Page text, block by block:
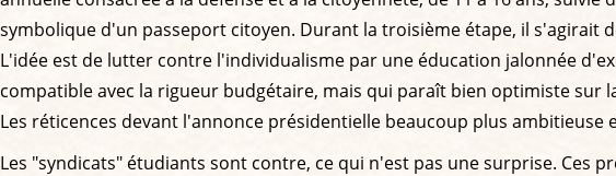
symbolique d'un passeport citoyen. Durant la troisième étape, il
L'idée est de lutter contre l'individualisme par une éducation jalonnée
compatible avec la rigueur budgétaire, mais qui paraît bien optimiste sur
Les réticences devant l'annonce présidentielle beaucoup plus ambitieuse
Les "syndicats" étudiants sont contre, ce qui n'est pas une surprise. Ces